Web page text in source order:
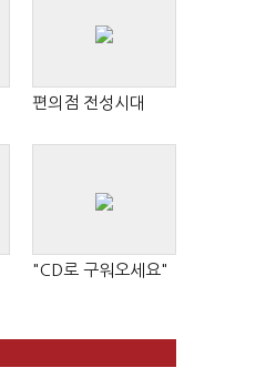
편의점 전성시대
"CD로 구워오세요"